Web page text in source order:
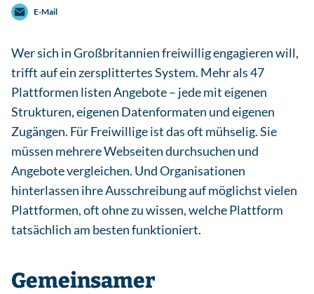
E-Mail
Wer sich in Großbritannien freiwillig engagieren will,
trifft auf ein zersplittertes System. Mehr als 47
Plattformen listen Angebote – jede mit eigenen
Strukturen, eigenen Datenformaten und eigenen
Zugängen. Für Freiwillige ist das oft mühselig. Sie
müssen mehrere Webseiten durchsuchen und
Angebote vergleichen. Und Organisationen
hinterlassen ihre Ausschreibung auf möglichst vielen
Plattformen, oft ohne zu wissen, welche Plattform
tatsächlich am besten funktioniert.
Gemeinsamer